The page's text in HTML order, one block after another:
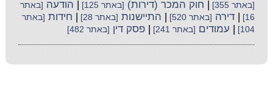
[באתר 355] חוק המכר (דירות) [באתר 125] הודעה [באתר
16]
|דירה [באתר 520] התיישנות [באתר 28] חידות [באתר
104]
עמודים [באתר 241] |פסק דין [באתר 482]